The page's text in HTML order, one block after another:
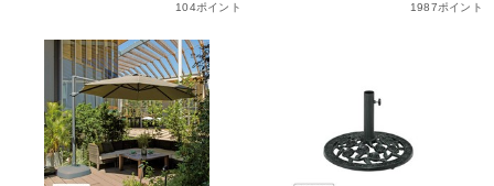
104ポイント 1987ポイント